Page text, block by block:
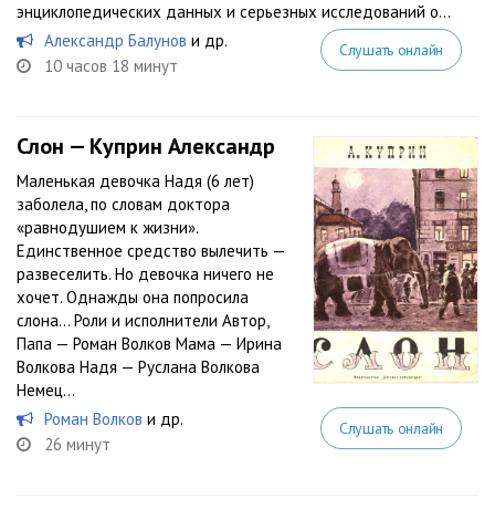
энциклопедических данных и серьезных исследований о...
Александр Балунов и др.
10 часов 18 минут
Слушать онлайн
Слон — Куприн Александр
Маленькая девочка Надя (6 лет)
заболела, по словам доктора
«равнодушием к жизни».
Единственное средство вылечить —
развеселить. Но девочка ничего не
хочет. Однажды она попросила
слона… Роли и исполнители Автор,
Папа — Роман Волков Мама — Ирина
Волкова Надя — Руслана Волкова
Немец...
Роман Волков и др.
26 минут
Слушать онлайн